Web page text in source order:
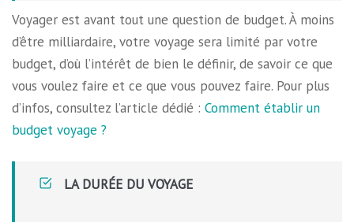
Voyager est avant tout une question de budget. À moins
d’être milliardaire, votre voyage sera limité par votre
budget, d’où l’intérêt de bien le définir, de savoir ce que
vous voulez faire et ce que vous pouvez faire. Pour plus
d’infos, consultez l’article dédié : Comment établir un
budget voyage ?
LA DURÉE DU VOYAGE